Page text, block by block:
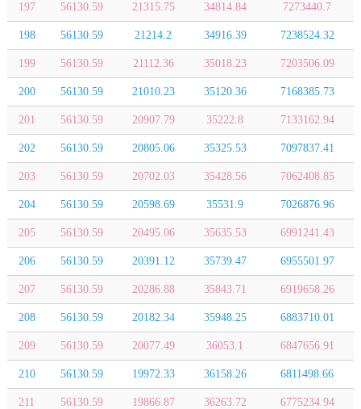
197 56130.59 21315.75 34814.84 7273440.7
198 56130.59 21214.2 34916.39 7238524.32
199 56130.59 21112.36 35018.23 7203506.09
200 56130.59 21010.23 35120.36 7168385.73
201 56130.59 20907.79 35222.8 7133162.94
202 56130.59 20805.06 35325.53 7097837.41
203 56130.59 20702.03 35428.56 7062408.85
204 56130.59 20598.69 35531.9 7026876.96
205 56130.59 20495.06 35635.53 6991241.43
206 56130.59 20391.12 35739.47 6955501.97
207 56130.59 20286.88 35843.71 6919658.26
208 56130.59 20182.34 35948.25 6883710.01
209 56130.59 20077.49 36053.1 6847656.91
210 56130.59 19972.33 36158.26 6811498.66
211 56130.59 19866.87 36263.72 6775234.94